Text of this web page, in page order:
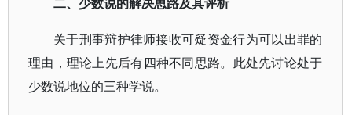
二、少数说的解决思路及其评析
关于刑事辩护律师接收可疑资金行为可以出罪的
理由，理论上先后有四种不同思路。此处先讨论处于
少数说地位的三种学说。